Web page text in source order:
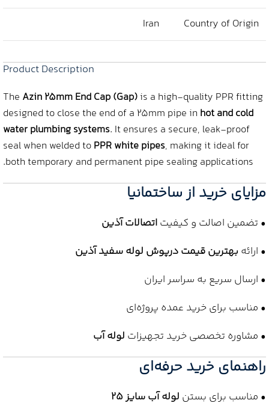
Country of Origin
Iran
Product Description
The Azin 25mm End Cap (Gap)is a high-quality PPR fitting
designed to close the end of a 25mm pipe in hot and cold
water plumbing systems. It ensures a secure, leak-proof
seal when welded toPPR white pipes, making it ideal for
both temporary and permanent pipe sealing applications.
مزایای خرید از ساختمانیا
• تضمین اصالت و کیفیتاتصالات آذین
• ارائه بهترین قیمت درپوش لوله سفید آذین
• ارسال سریع به سراسر ایران
• مناسب برای خرید عمده پروژه‌ای
• مشاوره تخصصی خرید تجهیزات لوله آب
راهنمای خرید حرفه‌ای
• مناسب برای بستن لوله آب سایز 25